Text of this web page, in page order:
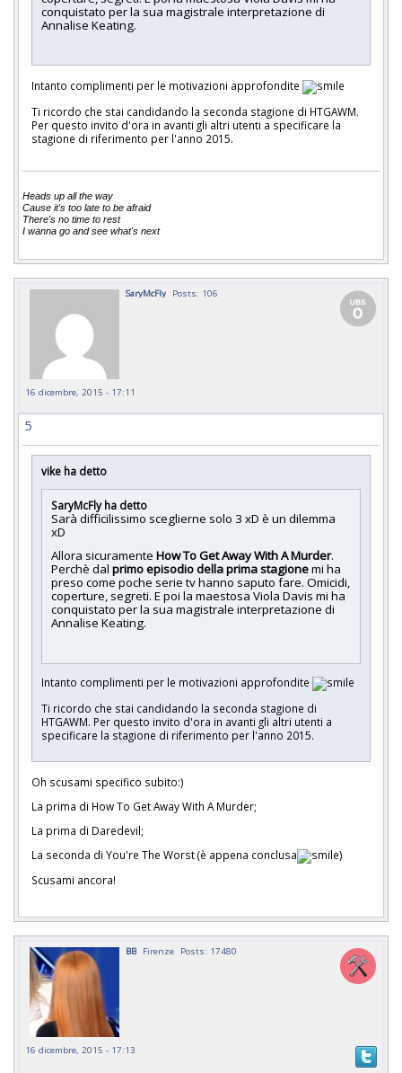
conquistato per la sua magistrale interpretazione di
Annalise Keating.
Intanto complimenti per le motivazioni approfondite
Ti ricordo che stai candidando la seconda stagione di HTGAWM.
Per questo invito d'ora in avanti gli altri utenti a specificare la
stagione di riferimento per l'anno 2015.
Heads up all the way
Cause it's too late to be afraid
There's no time to rest
I wanna go and see what's next
SaryMcFly Posts: 106
16 dicembre, 2015 - 17:11
5
vike ha detto
SaryMcFly ha detto
Sarà difficilissimo sceglierne solo 3 xD è un dilemma
xD
Allora sicuramente How To Get Away With A Murder.
Perchè dal primo episodio della prima stagionemi ha
preso come poche serie tv hanno saputo fare. Omicidi,
coperture, segreti. E poi la maestosa Viola Davis mi ha
conquistato per la sua magistrale interpretazione di
Annalise Keating.
Intanto complimenti per le motivazioni approfondite
Ti ricordo che stai candidando la seconda stagione di
HTGAWM. Per questo invito d'ora in avanti gli altri utenti a
specificare la stagione di riferimento per l'anno 2015.
Oh scusami specifico subito:)
La prima di How To Get Away With A Murder;
La prima di Daredevil;
La seconda di You're The Worst (è appena conclusa
)
Scusami ancora!
BB Firenze Posts: 17480
16 dicembre, 2015 - 17:13